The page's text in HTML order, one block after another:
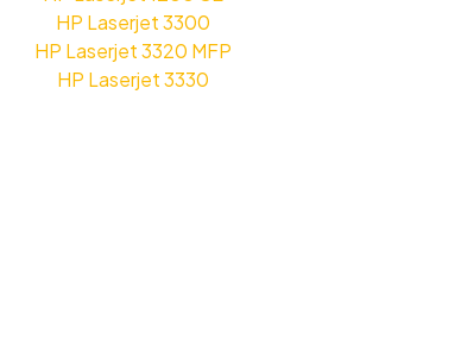
HP Laserjet 3300
HP Laserjet 3320 MFP
HP Laserjet 3330